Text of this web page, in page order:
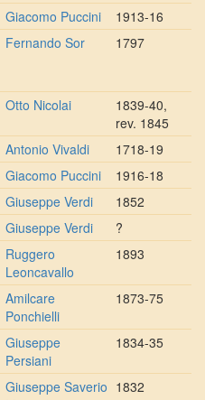
Giacomo Puccini
1913-16
Fernando Sor 1797
Otto Nicolai
1839-40,
rev. 1845
Antonio Vivaldi
1718-19
Giacomo Puccini
1916-18
Giuseppe Verdi
1852
Giuseppe Verdi
?
Ruggero
Leoncavallo
1893
Amilcare
Ponchielli
1873-75
Giuseppe
Persiani
1834-35
Giuseppe Saverio 1832